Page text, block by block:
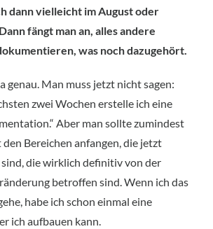
dann vielleicht im August oder
fängt man an, alles andere
was noch dazugehört.
genau. Man muss jetzt nicht sagen:
zwei Wochen erstelle ich eine
Aber man sollte zumindest
Bereichen anfangen, die jetzt
die wirklich definitiv von der
betroffen sind. Wenn ich das
habe ich schon einmal eine
ich aufbauen kann.